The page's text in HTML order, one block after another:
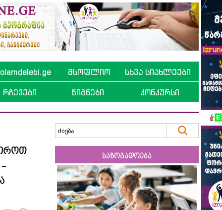
მსოფლიო სხვა სიახლეები
რჩევები წიგნები კონკურსი
-
საზოგადოება